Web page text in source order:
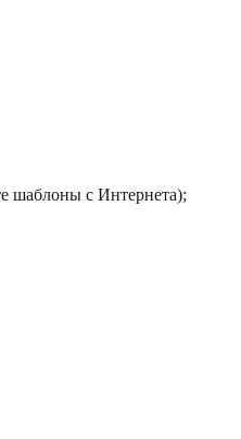
шаблоны с Интернета);